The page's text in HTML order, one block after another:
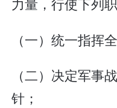
（一）统一指挥
（二）决定军事
针；